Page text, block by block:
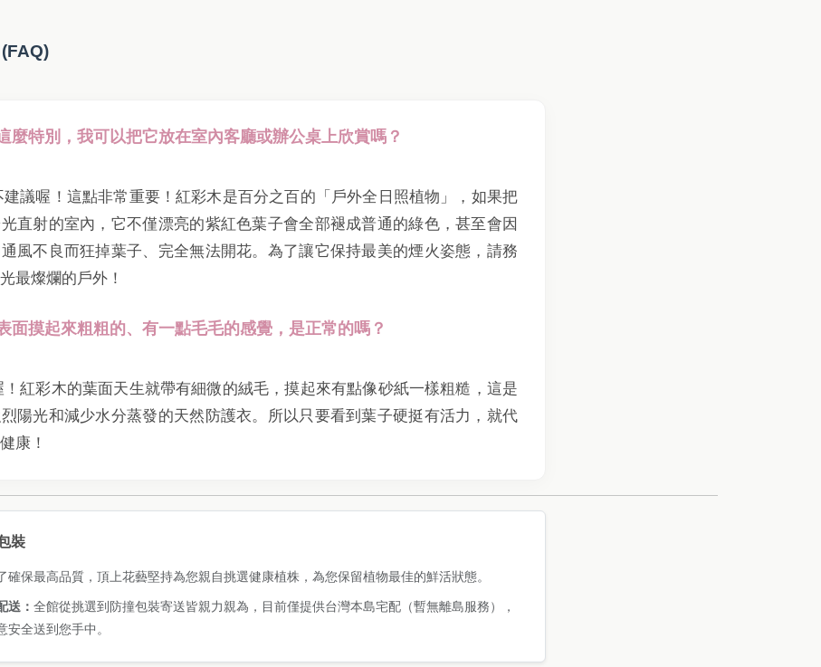
麼特別，我可以把它放在室內客廳或辦公桌上欣賞嗎？
議喔！這點非常重要！紅彩木是百分之百的「戶外全日照植物」，如果把
直射的室內，它不僅漂亮的紫紅色葉子會全部褪成普通的綠色，甚至會因
風不良而狂掉葉子、完全無法開花。為了讓它保持最美的煙火姿態，請務
最燦爛的戶外！
面摸起來粗粗的、有一點毛毛的感覺，是正常的嗎？
紅彩木的葉面天生就帶有細微的絨毛，摸起來有點像砂紙一樣粗糙，這是
陽光和減少水分蒸發的天然防護衣。所以只要看到葉子硬挺有活力，就代
康！
裝
確保最高品質，頂上花藝堅持為您親自挑選健康植株，為您保留植物最佳的鮮活狀態。
送：全館從挑選到防撞包裝寄送皆親力親為，目前僅提供台灣本島宅配（暫無離島服務），
全送到您手中。